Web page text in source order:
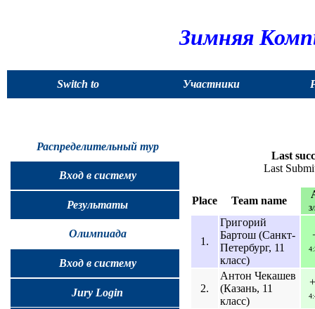
Зимняя
Switch to
Участники
Распределительный тур
Вход в систему
Результаты
Олимпиада
Вход в систему
Jury Login
Last
Last
Place Team name
1.
Григорий
Бартош (Санкт-
Петербург, 11
класс)
2.
Антон Чекашев
(Казань, 11
класс)